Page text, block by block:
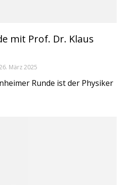
mit Prof. Dr. Klaus
März 2025
Runde ist der Physiker